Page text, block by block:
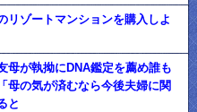
リゾートマンションを購入しよ
母が執拗にDNA鑑定を薦め誰も
母の気が済むなら今後夫婦に関
と